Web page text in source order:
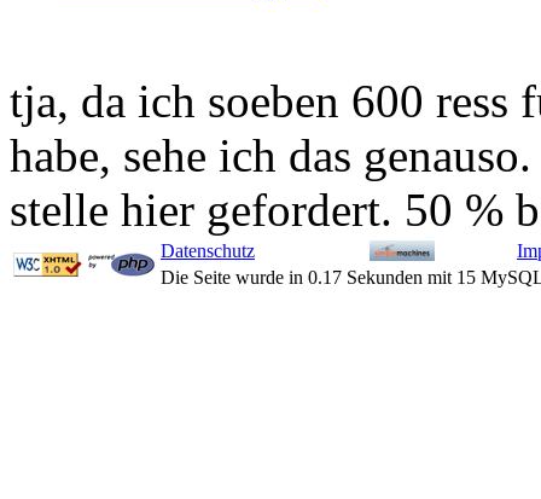
tja, da ich soeben 600 ress
habe, sehe ich das
stelle hier gefordert. 50 %
Datenschutz
Die Seite wurde in 0.17 Sekunden mit 15